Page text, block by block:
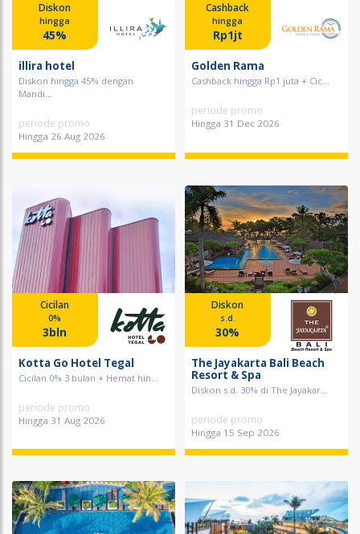
Diskon
hingga
45%
illira hotel
Diskon hingga 45% dengan
Mandi...
periode promo
Hingga 26 Aug 2026
Cashback
hingga
Rp1jt
Golden Rama
Cashback hingga Rp1 juta + Cic...
periode promo
Hingga 31 Dec 2026
Cicilan
0%
3bln
Kotta Go Hotel Tegal
Cicilan 0% 3 bulan + Hemat hin...
periode promo
Hingga 31 Aug 2026
Diskon
s.d.
30%
The Jayakarta Bali Beach
Resort & Spa
Diskon s.d. 30% di The Jayakar...
periode promo
Hingga 15 Sep 2026